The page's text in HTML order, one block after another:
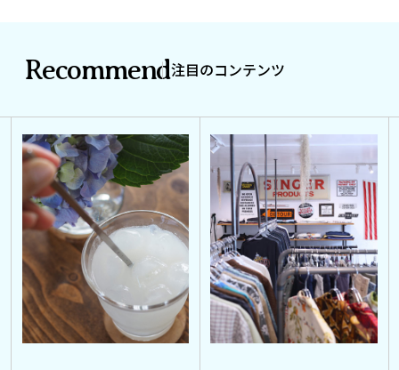
Recommend注目のコンテンツ